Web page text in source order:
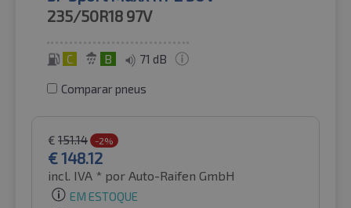
235/50R18 97V
C B 71 dB
Comparar pneus
€ 151.14 -2%
€148.12
incl. IVA * por Auto-Raifen GmbH
EM ESTOQUE